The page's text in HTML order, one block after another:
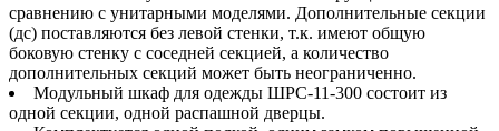
сравнению с унитарными моделями. Дополнительные секции
(дс) поставляются без левой стенки, т.к. имеют общую
боковую стенку с соседней секцией, а количество
дополнительных секций может быть неограниченно.
Модульный шкаф для одежды ШРС-11-300 состоит из
одной секции, одной распашной дверцы.